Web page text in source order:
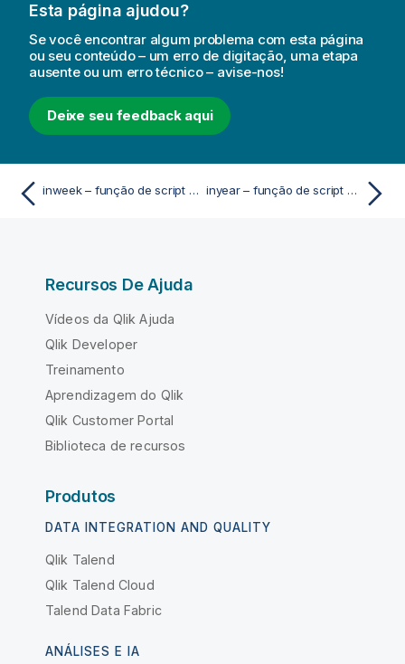
Esta página ajudou?
Se você encontrar algum problema com esta página
ou seu conteúdo – um erro de digitação, uma etapa
ausente ou um erro técnico – avise-nos!
Deixe seu feedback aqui
inweek – função de script e gráfico inyear – função de script e gráfico
Recursos De Ajuda
Vídeos da Qlik Ajuda
Qlik Developer
Treinamento
Aprendizagem do Qlik
Qlik Customer Portal
Biblioteca de recursos
Produtos
DATA INTEGRATION AND QUALITY
Qlik Talend
Qlik Talend Cloud
Talend Data Fabric
ANÁLISES E IA